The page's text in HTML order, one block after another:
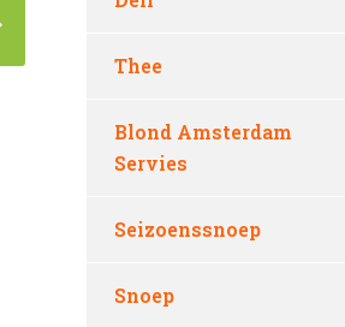
Thee
Blond Amsterdam
Servies
Seizoenssnoep
Snoep